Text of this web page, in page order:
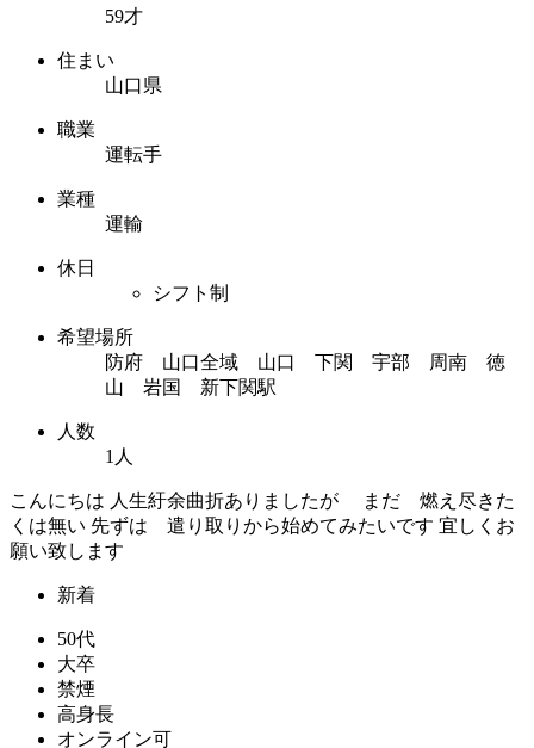
59才
住まい
山口県
職業
運転手
業種
運輸
休日
シフト制
希望場所
防府 山口全域 山口 下関 宇部 周南 徳
山 岩国 新下関駅
人数
1人
こんにちは 人生紆余曲折ありましたが まだ 燃え尽きた
くは無い 先ずは 遣り取りから始めてみたいです 宜しくお
願い致します
新着
50代
大卒
禁煙
高身長
オンライン可